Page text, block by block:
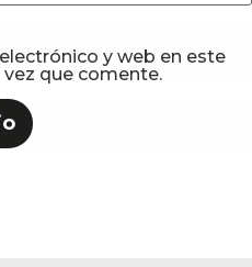
y web en este
que comente.